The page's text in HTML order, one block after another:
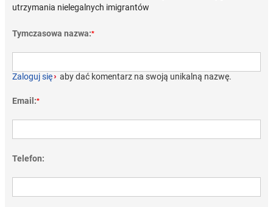
utrzymania nielegalnych imigrantów
Tymczasowa nazwa:*
Zaloguj się› aby dać komentarz na swoją unikalną nazwę.
Email:*
Telefon: